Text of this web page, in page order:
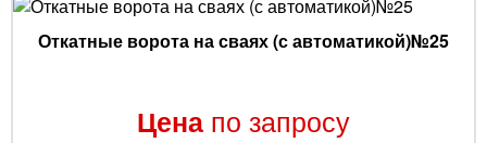
Откатные ворота на сваях (с автоматикой)№25
Цена по запросу